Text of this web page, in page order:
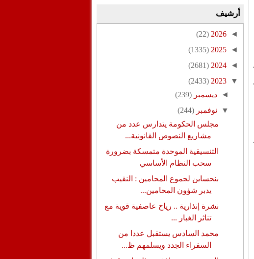
أرشيف
◄
2026
(22)
◄
2025
(1335)
◄
2024
(2681)
▼
2023
(2433)
◄ديسمبر(239)
▼ نوفمبر(244)
مجلس الحكومة يتدارس عدد من
مشاريع النصوص القانونية...
التنسيقية الموحدة متمسكة بضرورة
سحب النظام الأساسي
بنحساين لجموع المحامين : النقيب
يدبر شؤون المحامين...
نشرة إنذارية .. رياح عاصفية قوية مع
تناثر الغبار ...
محمد السادس يستقبل عددا من
السفراء الجدد ويسلمهم ظ...